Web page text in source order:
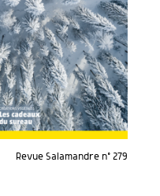
Revue Salamandre n° 279